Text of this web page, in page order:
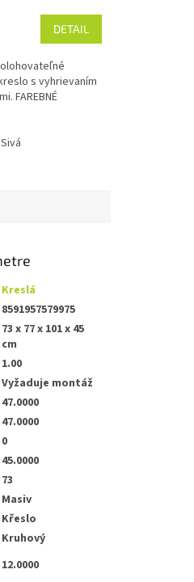
DETAIL
s vyhrievaním
FAREBNÉ
Sivá
Kreslá
8591957579975
73 x 77 x 101 x 45
cm
1.00
Vyžaduje montáž
47.0000
47.0000
0
45.0000
73
Masiv
Křeslo
Kruhový
12.0000